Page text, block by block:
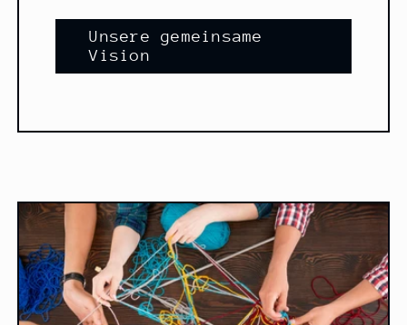
Unsere gemeinsame
Vision